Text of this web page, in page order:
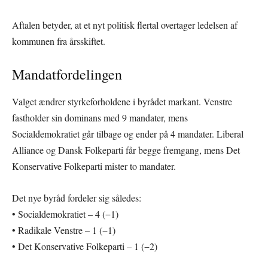
Aftalen betyder, at et nyt politisk flertal overtager ledelsen af
kommunen fra årsskiftet.
Mandatfordelingen
Valget ændrer styrkeforholdene i byrådet markant. Venstre
fastholder sin dominans med 9 mandater, mens
Socialdemokratiet går tilbage og ender på 4 mandater. Liberal
Alliance og Dansk Folkeparti får begge fremgang, mens Det
Konservative Folkeparti mister to mandater.
Det nye byråd fordeler sig således:
• Socialdemokratiet – 4 (−1)
• Radikale Venstre – 1 (−1)
• Det Konservative Folkeparti – 1 (−2)